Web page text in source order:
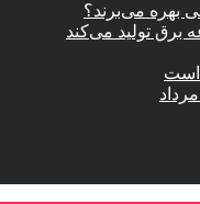
بهره می‌برند؟
برق تولید می‌کند
است